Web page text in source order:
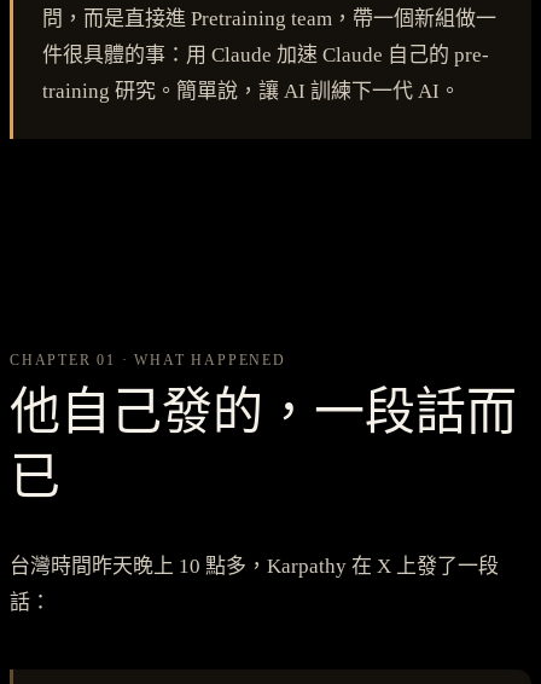
問，而是直接進 Pretraining team，帶一個新組做一
件很具體的事：用 Claude 加速 Claude 自己的 pre-
training 研究。簡單說，讓 AI 訓練下一代 AI。
CHAPTER 01 · WHAT HAPPENED
他自己發的，一段話而
已
台灣時間昨天晚上 10 點多，Karpathy 在 X 上發了一段
話：